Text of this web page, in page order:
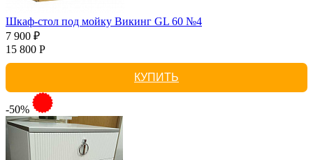
Шкаф-стол под мойку Викинг GL 60 №4
7 900 ₽
15 800 Р
КУПИТЬ
-50%